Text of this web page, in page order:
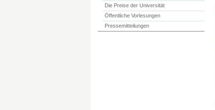
Die Preise der Universität
Öffentliche Vorlesungen
Pressemitteilungen